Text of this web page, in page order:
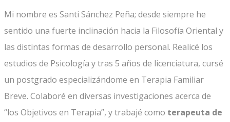
Mi nombre es Santi Sánchez Peña; desde siempre he
sentido una fuerte inclinación hacia la Filosofía Oriental y
las distintas formas de desarrollo personal. Realicé los
estudios de Psicología y tras 5 años de licenciatura, cursé
un postgrado especializándome en Terapia Familiar
Breve. Colaboré en diversas investigaciones acerca de
“los Objetivos en Terapia”, y trabajé como terapeuta de